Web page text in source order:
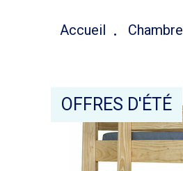
Accueil Chambre
OFFRES D'ÉTÉ